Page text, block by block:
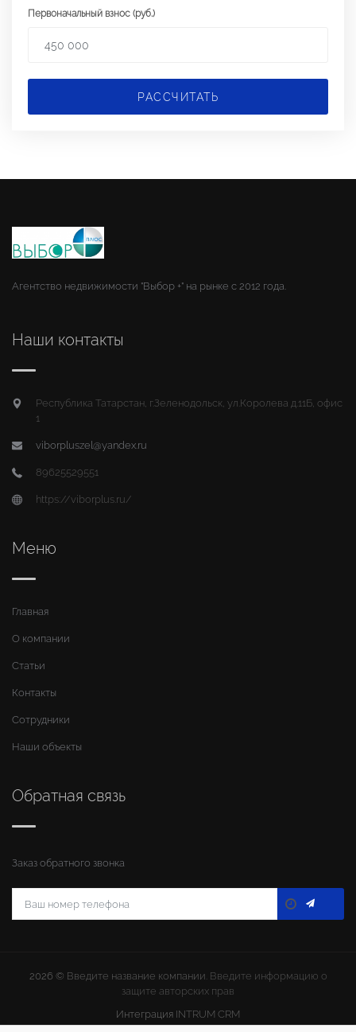
Первоначальный взнос (руб.)
РАССЧИТАТЬ
Агентство недвижимости "Выбор +" на рынке с 2012 года.
Наши контакты
Республика Татарстан, г.Зеленодольск, ул.Королева д.11Б, офис
1
viborpluszel@yandex.ru
89625529551
https://viborplus.ru/
Меню
Главная
О компании
Статьи
Контакты
Сотрудники
Наши объекты
Обратная связь
Заказ обратного звонка
2026 © Введите название компании. Введите информацию о
защите авторских прав
Интеграция INTRUM CRM